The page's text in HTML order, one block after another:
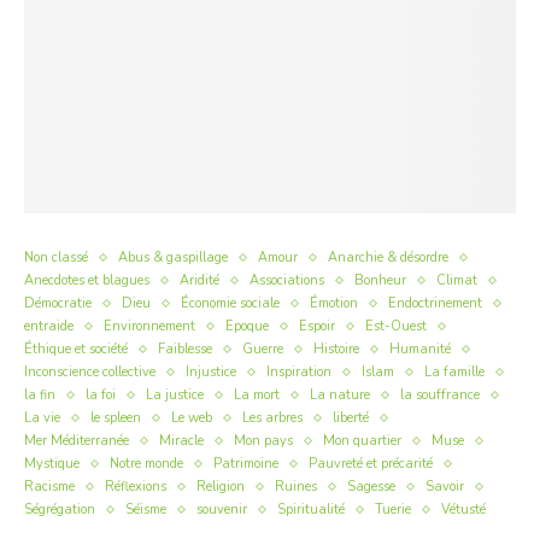
Non classé Abus & gaspillage Amour
Anarchie & désordre
Anecdotes et blagues
Aridité Associations Bonheur
Climat
Démocratie
Dieu Économie sociale Émotion
Endoctrinement
entraide
Environnement Epoque Espoir
Est-Ouest
Éthique et société
Faiblesse Guerre Histoire
Humanité
Inconscience collective
Injustice Inspiration Islam
La famille
la fin
la foi La justice La mort La nature
la souffrance
La vie
le spleen Le web Les arbres
liberté
Mer Méditerranée
Miracle Mon pays Mon quartier
Muse
Mystique
Notre monde Patrimoine
Pauvreté et précarité
Racisme
Réflexions Religion Ruines Sagesse
Savoir
Ségrégation
Séisme souvenir Spiritualité Tuerie Vétusté